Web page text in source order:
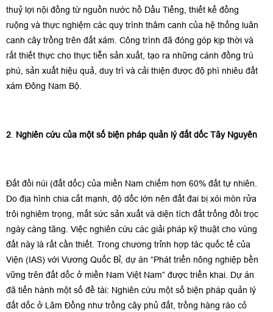
thuỷ lợi nội đồng từ nguồn nước hồ Dầu Tiếng, thiết kế đồng
ruộng và thực nghiệm các quy trình thâm canh của hệ thống luân
canh cây trồng trên đất xám. Công trình đã đóng góp kịp thời và
rất thiết thực cho thực tiễn sản xuất, tạo ra những cánh đồng trù
phú, sản xuất hiệu quả, duy trì và cải thiện được độ phì nhiêu đất
xám Đông Nam Bộ.
2 Nghiên cứu của một số biện pháp quản lý đất dốc Tây Nguyên
Đất đồi núi (đất dốc) của miền Nam chiếm hơn 60% đất tự nhiên.
Do địa hình chia cắt mạnh, độ dốc lớn nên đất đai bị xói mòn rửa
trôi nghiêm trọng, mất sức sản xuất và diện tích đất trống đồi trọc
ngày càng tăng. Việc nghiên cứu các giải pháp kỹ thuật cho vùng
đất này là rất cần thiết. Trong chương trỉnh hợp tác quốc tế của
Viện (IAS) với Vương Quốc Bỉ, dự án “Phát triển nông nghiệp bền
vững trên đất dốc ở miền Nam Việt Nam” được triển khai. Dự án
đã tiến hành một số đề tài: Nghiên cứu một số biện pháp quản lý
đất dốc ở Lâm Đồng như trồng cây phủ đất, trồng hàng rào cỏ